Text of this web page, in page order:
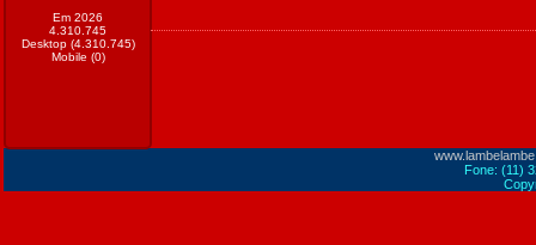
Em 2026
4.310.745
Desktop (4.310.745)
Mobile (0)
Fone: (11)